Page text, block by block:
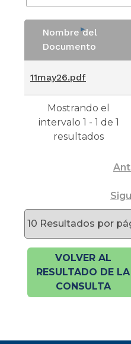
Nombre del
Documento
Documento
11may26.pdf
Mostrando el
intervalo 1 - 1 de 1
resultados
VOLVER AL
RESULTADO DE LA
CONSULTA